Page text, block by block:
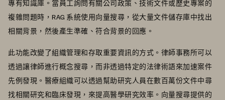
專有知識庫。當員工詢問有關公司政策、技術文件或歷史專案的
複雜問題時，RAG 系統使用向量搜尋，從大量文件儲存庫中找出
相關背景，然後產生準確、符合背景的回應。
此功能改變了組織管理和存取重要資訊的方式。律師事務所可以
透過讓律師進行概念搜尋，而非透過特定的法律術語來加速案件
先例發現。醫療組織可以透過幫助研究人員在數百萬份文件中尋
找相關研究和臨床發現，來提高醫學研究效率。向量搜尋提供的